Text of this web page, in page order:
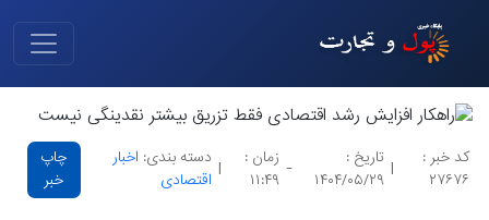
کد خبر :
۲۷۶۷۶
|
تاریخ :
۱۴۰۴/۰۵/۲۹
-
زمان :
۱۱:۴۹
|
دسته بندی: اخبار
اقتصادی
چاپ
خبر